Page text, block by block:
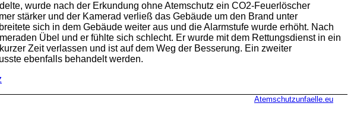
wurde nach der Erkundung ohne Atemschutz ein CO2-Feuerlöscher
stärker und der Kamerad verließ das Gebäude um den Brand unter
sich in dem Gebäude weiter aus und die Alarmstufe wurde erhöht. Nach
Übel und er fühlte sich schlecht. Er wurde mit dem Rettungsdienst in ein
Zeit verlassen und ist auf dem Weg der Besserung. Ein zweiter
ebenfalls behandelt werden.
Atemschutzunfaelle.eu